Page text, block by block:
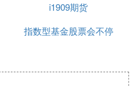
公司
i1909期货
指数型基金股票会不停